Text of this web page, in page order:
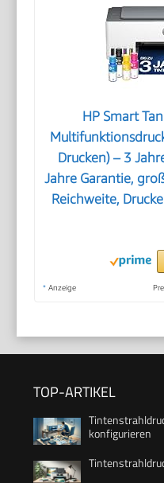
HP Smart
Drucken) – 3
Jahre Garantie,
Reichweite,
* Anzeige
TOP-ARTIKEL
konfigurieren